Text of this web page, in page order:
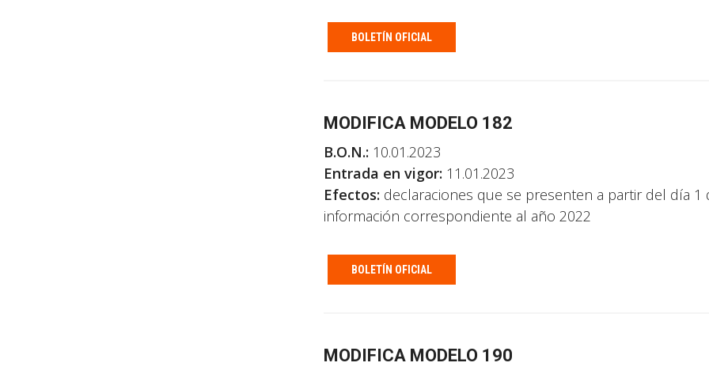
BOLETÍN OFICIAL
MODIFICA MODELO 182
B.O.N.: 10.01.2023
Entrada en vigor: 11.01.2023
Efectos: declaraciones que se presenten a partir del día
información correspondiente al año 2022
BOLETÍN OFICIAL
MODIFICA MODELO 190